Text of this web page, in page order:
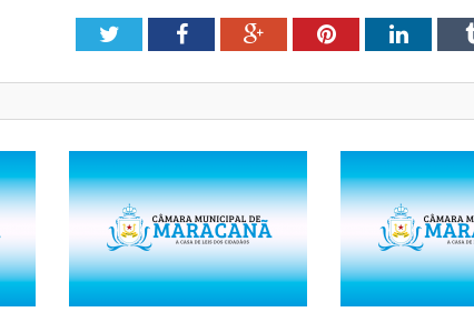
TwitterFacebookGoogle+Pinterest